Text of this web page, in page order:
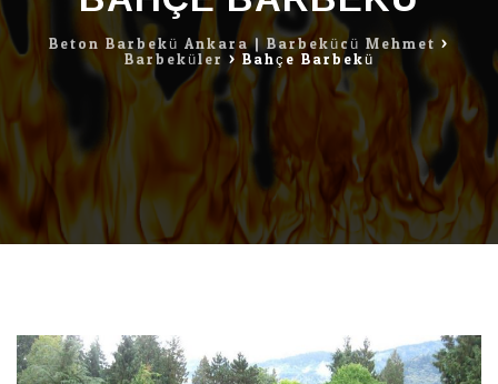
Beton Barbekü Ankara | Barbekücü Mehmet >
Barbeküler > Bahçe Barbekü